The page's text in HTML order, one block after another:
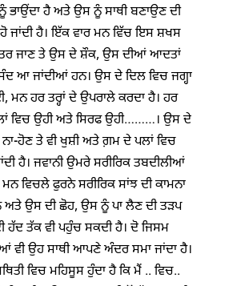
ਭਾਉਂਦਾ ਹੈ ਅਤੇ ਉਸ ਨੂੰ ਸਾਥੀ ਬਣਾਉਣ ਦੀ
ਜਾਂਦੀ ਹੈ। ਇੱਕ ਵਾਰ ਮਨ ਵਿੱਚ ਇਸ ਸ਼ਖਸ
ਜਾਣ ਤੇ ਉਸ ਦੇ ਸ਼ੌਕ, ਉਸ ਦੀਆਂ ਆਦਤਾਂ
ਆ ਜਾਂਦੀਆਂ ਹਨ। ਉਸ ਦੇ ਦਿਲ ਵਿਚ ਜਗ੍ਹਾ
ਮਨ ਹਰ ਤਰ੍ਹਾਂ ਦੇ ਉਪਰਾਲੇ ਕਰਦਾ ਹੈ। ਹਰ
ਵਿਚ ਉਹੀ ਅਤੇ ਸਿਰਫ ਉਹੀ………। ਉਸ ਦੇ
ਹੋਣ ਤੇ ਵੀ ਖੁਸ਼ੀ ਅਤੇ ਗ਼ਮ ਦੇ ਪਲਾਂ ਵਿਚ
ਹੈ। ਜਵਾਨੀ ਉਮਰੇ ਸਰੀਰਿਕ ਤਬਦੀਲੀਆਂ
ਵਿਚਲੇ ਫੁਰਨੇ ਸਰੀਰਿਕ ਸਾਂਝ ਦੀ ਕਾਮਨਾ
ਅਤੇ ਉਸ ਦੀ ਛੋਹ, ਉਸ ਨੂੰ ਪਾ ਲੈਣ ਦੀ ਤੜਪ
ਹੱਦ ਤੱਕ ਵੀ ਪਹੁੰਚ ਸਕਦੀ ਹੈ। ਦੋ ਜਿਸਮ
ਉਹ ਸਾਥੀ ਆਪਣੇ ਅੰਦਰ ਸਮਾ ਜਾਂਦਾ ਹੈ।
ਵਿਚ ਮਹਿਸੂਸ ਹੁੰਦਾ ਹੈ ਕਿ ਮੈਂ .. ਵਿਚ..